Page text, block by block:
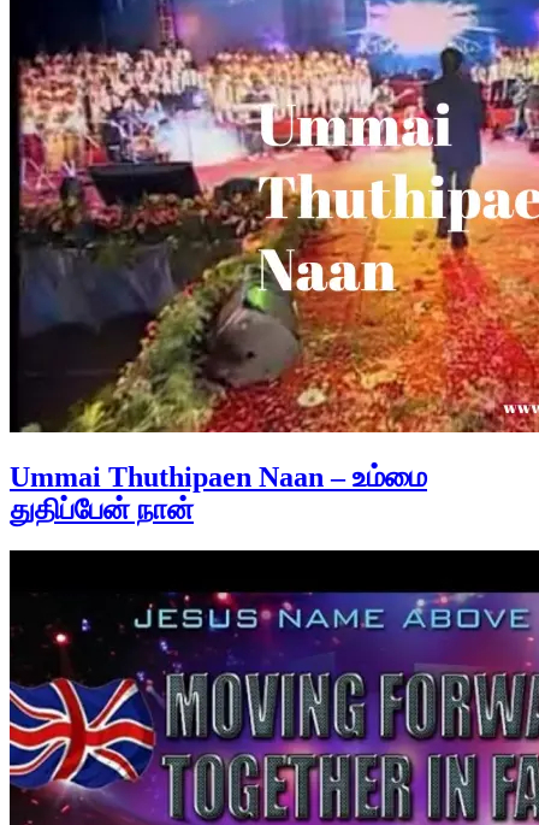
Ummai Thuthipaen Naan – உம்மை
துதிப்பேன் நான்